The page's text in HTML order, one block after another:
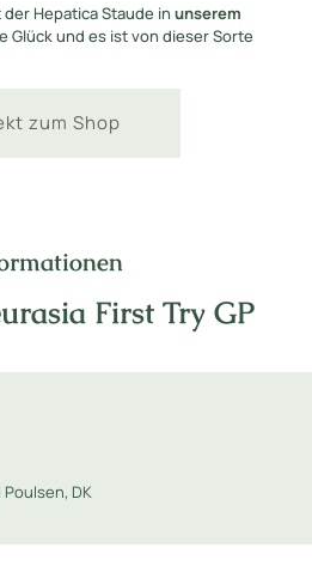
Hepatica Staude in unserem
Glück und es ist von dieser Sorte
zum Shop
First Try GP
DK